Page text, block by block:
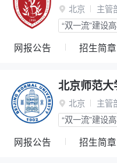
 北京 主管
“双一流”建设
网报公告 招生简章
北京师范大
 北京 主管
“双一流”建设
网报公告 招生简章